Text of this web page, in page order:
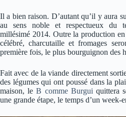
Il a bien raison. D’autant qu’il y aura
au sens noble et respectueux du
millésimé 2014. Outre la production
célébré, charcutaille et fromages
première fois, le plus bourguignon des
Fait avec de la viande directement
des légumes qui ont poussé dans la
maison, leB comme Burgui quittera
une grande étape, le temps d’un week-